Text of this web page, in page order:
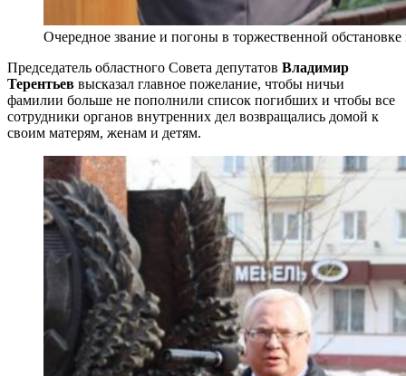
Очередное звание и погоны в торжественной
Председатель областного Совета депутатов Владимир
Терентьев высказал главное пожелание, чтобы ничьи
фамилии больше не пополнили список погибших и чтобы все
сотрудники органов внутренних дел возвращались домой к
своим матерям, женам и детям.